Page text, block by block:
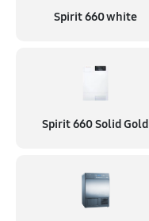
Spirit 660 white
Spirit 660 Solid Gold